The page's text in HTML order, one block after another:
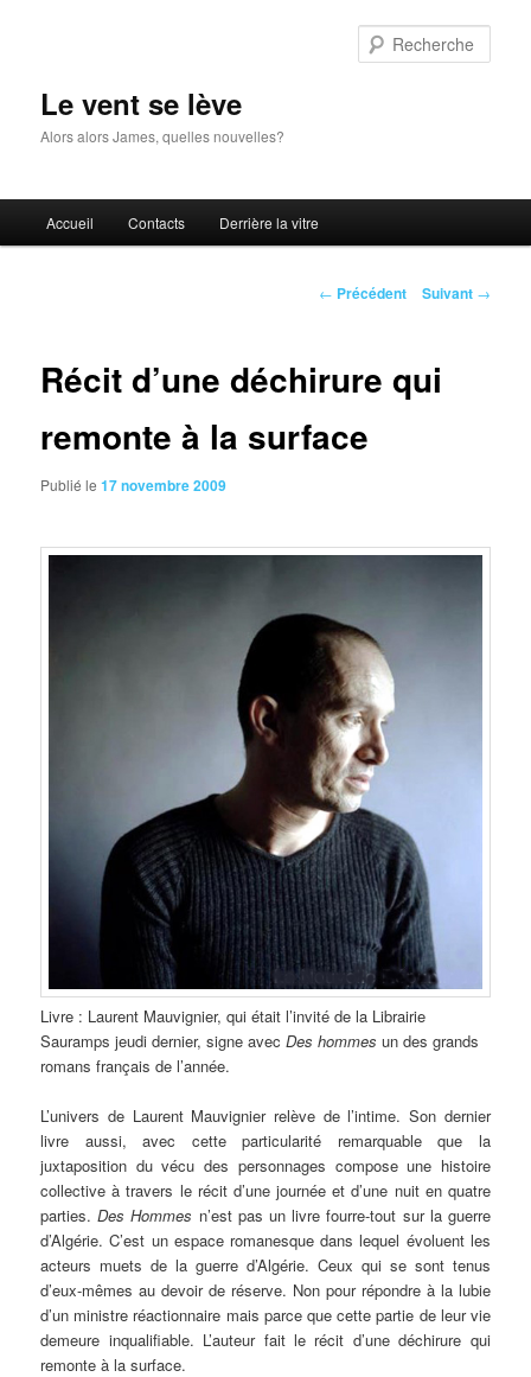
Le vent se lève
Alors alors James, quelles nouvelles?
principal
Accueil Contacts Derrière la vitre
Navigation
← Précédent Suivant →
Récit d’une déchirure qui
remonte à la surface
Publié le17 novembre 2009
Livre : Laurent Mauvignier, qui était l’invité de la Librairie
Sauramps jeudi dernier, signe avecDes hommes un des grands
romans français de l’année.
L’univers de Laurent Mauvignier relève de l’intime. Son dernier
livre aussi, avec cette particularité remarquable que la
juxtaposition du vécu des personnages compose une histoire
collective à travers le récit d’une journée et d’une nuit en quatre
parties.Des Hommes n’est pas un livre fourre-tout sur la guerre
d’Algérie. C’est un espace romanesque dans lequel évoluent les
acteurs muets de la guerre d’Algérie. Ceux qui se sont tenus
d’eux-mêmes au devoir de réserve. Non pour répondre à la lubie
d’un ministre réactionnaire mais parce que cette partie de leur vie
demeure inqualifiable. L’auteur fait le récit d’une déchirure qui
remonte à la surface.